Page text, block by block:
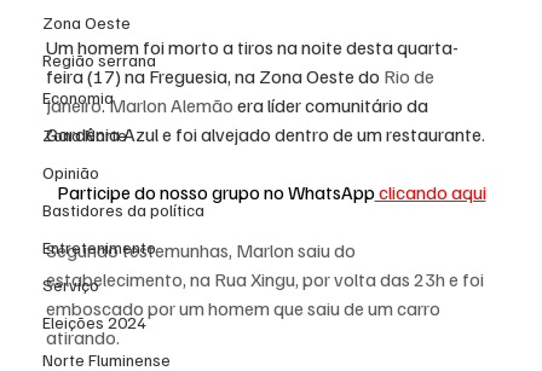
Zona Oeste
Região serrana
Economia
Zona Norte
Opinião
Bastidores da política
Entretenimento
Serviço
Eleições 2024
Norte Fluminense
Um homem foi morto a tiros na noite desta quarta-
feira (17) na Freguesia, na Zona Oeste do Rio de
Janeiro. Marlon Alemão era líder comunitário da
Gardênia Azul e foi alvejado dentro de um restaurante.
Participe do nosso grupo no WhatsApp clicando aqui
Segundo testemunhas, Marlon saiu do
estabelecimento, na Rua Xingu, por volta das 23h e foi
emboscado por um homem que saiu de um carro
atirando.